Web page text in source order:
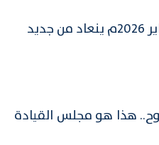
هذا هو مجلس القيادة